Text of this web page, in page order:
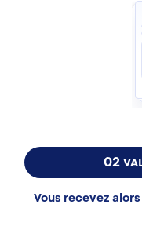
02
Vous recevez